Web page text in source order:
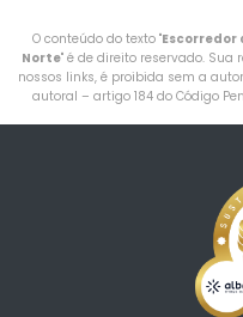
O conteúdo do texto "Escorredor
Norte" é de direito reservado.
nossos links, é proibida sem a
autoral – artigo 184 do Código